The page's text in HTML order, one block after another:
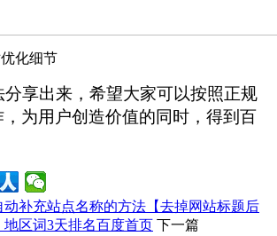
化细节
享出来，希望大家可以按照正规
，为用户创造价值的同时，得到百
动补充站点名称的方法【去掉网站标题后
地区词3天排名百度首页 下一篇